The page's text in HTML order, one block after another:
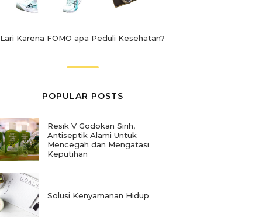
Lari Karena FOMO apa Peduli Kesehatan?
POPULAR POSTS
Resik V Godokan Sirih,
Antiseptik Alami Untuk
Mencegah dan Mengatasi
Keputihan
Solusi Kenyamanan Hidup